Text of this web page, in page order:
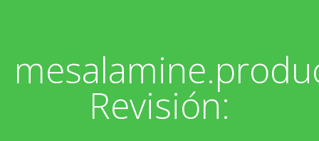
B
C
Revisión: